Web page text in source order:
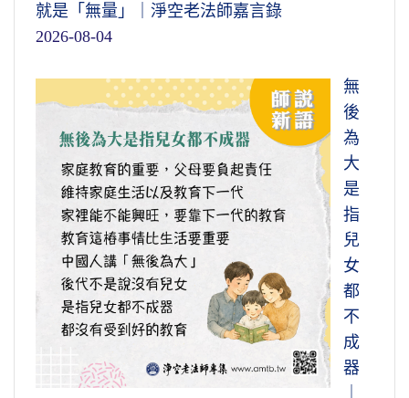
就是「無量」｜淨空老法師嘉言錄
2026-08-04
無
後
為
大
是
指
兒
女
都
不
成
器